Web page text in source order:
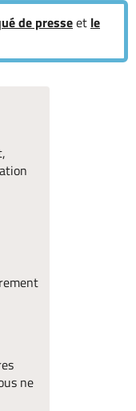
de presseet le
ne